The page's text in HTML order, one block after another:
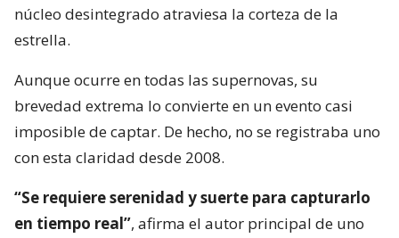
núcleo desintegrado atraviesa la corteza de la
estrella.
Aunque ocurre en todas las supernovas, su
brevedad extrema lo convierte en un evento casi
imposible de captar. De hecho, no se registraba uno
con esta claridad desde 2008.
“Se requiere serenidad y suerte para capturarlo
en tiempo real”, afirma el autor principal de uno